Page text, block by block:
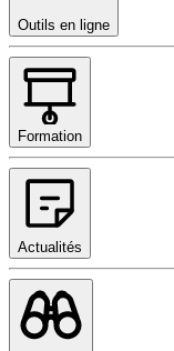
Outils en ligne
Formation
Actualités